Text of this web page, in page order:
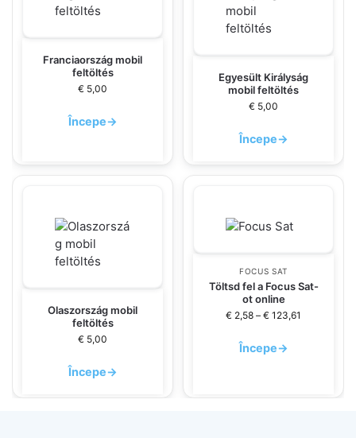
Franciaország mobil
feltöltés
€ 5,00
Începe→
Egyesült Királyság
mobil feltöltés
€ 5,00
Începe→
Olaszország mobil
feltöltés
€ 5,00
Începe→
FOCUS SAT
Töltsd fel a Focus Sat-
ot online
€ 2,58 – € 123,61
Începe→